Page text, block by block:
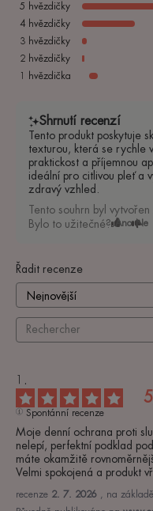
5 hvězdičky
4 hvězdičky
3 hvězdičky
2 hvězdičky
1
hvězdička
Shrnutí recenzí
Tento produkt poskytuje
texturou, která se rychle
praktickost a příjemnou
ideální pro citlivou pleť a
zdravý vzhled.
Tento souhrn byl vytvořen
Bylo to užitečné? Ano Ne
Řadit recenze
5
Spontánní recenze
Moje denní ochrana proti
nelepí, perfektní podklad
máte okamžitě
Velmi spokojená a produkt
recenze 2. 7. 2026 , na